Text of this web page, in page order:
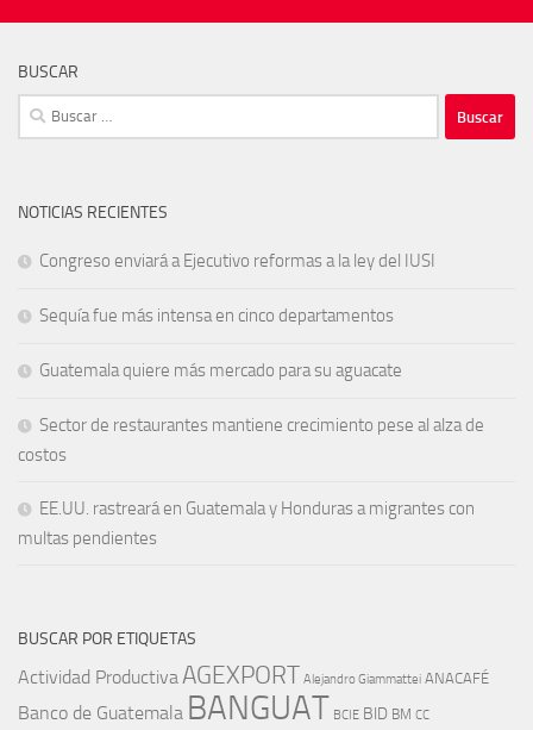
BUSCAR
Buscar:
NOTICIAS RECIENTES
Congreso enviará a Ejecutivo reformas a la ley del IUSI
Sequía fue más intensa en cinco departamentos
Guatemala quiere más mercado para su aguacate
Sector de restaurantes mantiene crecimiento pese al alza de
costos
EE.UU. rastreará en Guatemala y Honduras a migrantes con
multas pendientes
BUSCAR POR ETIQUETAS
Actividad ProductivaAGEXPORT Alejandro Giammattei ANACAFÉ
Banco de Guatemala BANGUAT BCIE BID BM CC